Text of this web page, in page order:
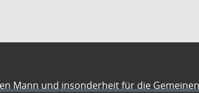
Mann und insonderheit für die